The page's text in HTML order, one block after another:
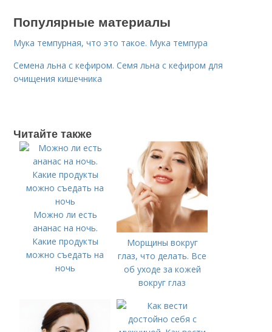
Популярные материалы
Мука темпурная, что это такое. Мука темпура
Семена льна с кефиром. Семя льна с кефиром для
очищения кишечника
Читайте также
Можно ли есть
ананас на ночь.
Какие продукты
можно съедать на
ночь
Морщины вокруг
глаз, что делать. Все
об уходе за кожей
вокруг глаз